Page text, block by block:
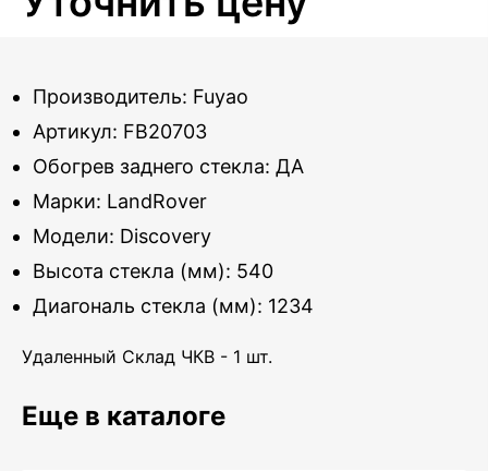
Производитель: Fuyao
Артикул: FB20703
Обогрев заднего стекла: ДА
Марки: LandRover
Модели: Discovery
Высота стекла (мм): 540
Диагональ стекла (мм): 1234
Удаленный Склад ЧКВ - 1 шт.
Еще в каталоге